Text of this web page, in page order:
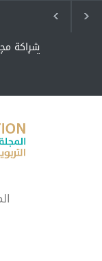
شراكة
تعليمي